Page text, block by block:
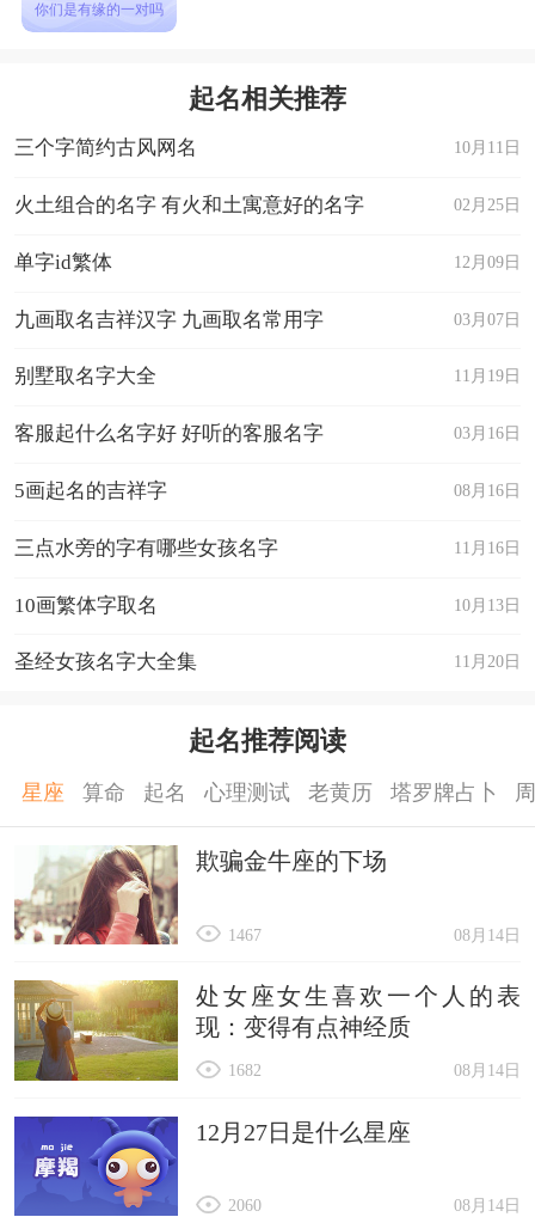
你们是有缘的一对吗
起名相关推荐
10月11日
三个字简约古风网名
02月25日
火土组合的名字 有火和土寓意好的名字
12月09日
单字id繁体
03月07日
九画取名吉祥汉字 九画取名常用字
11月19日
别墅取名字大全
03月16日
客服起什么名字好 好听的客服名字
08月16日
5画起名的吉祥字
11月16日
三点水旁的字有哪些女孩名字
10月13日
10画繁体字取名
11月20日
圣经女孩名字大全集
起名推荐阅读
星座 算命 起名 心理测试 老黄历 塔罗牌占卜
欺骗金牛座的下场
08月14日
1467
处女座女生喜欢一个人的表
现：变得有点神经质
08月14日
1682
12月27日是什么星座
08月14日
2060